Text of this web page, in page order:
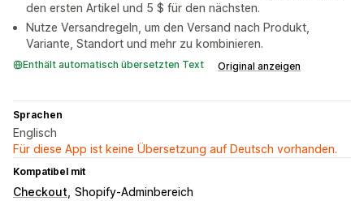
den ersten Artikel und 5 $ für den nächsten.
Nutze Versandregeln, um den Versand nach Produkt,
Variante, Standort und mehr zu kombinieren.
Enthält automatisch übersetzten Text Original anzeigen
Sprachen
Englisch
Für diese App ist keine Übersetzung auf Deutsch vorhanden.
Kompatibel mit
Checkout Shopify-Adminbereich